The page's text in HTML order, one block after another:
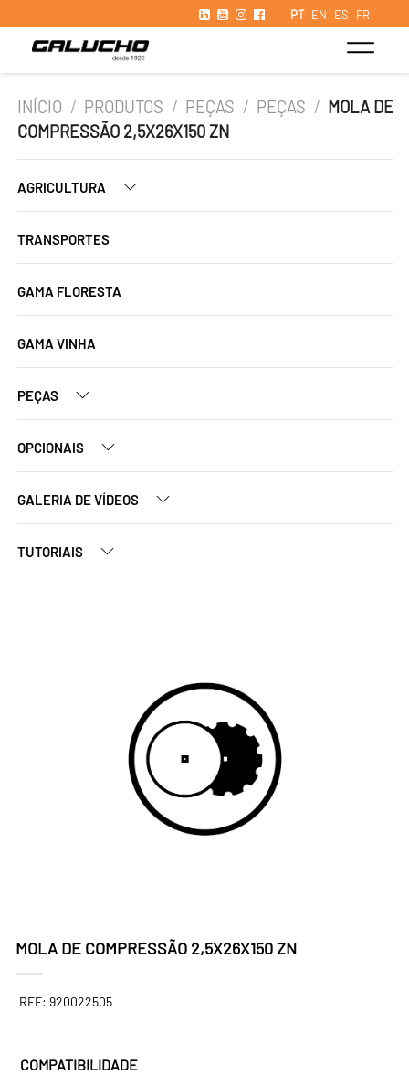
PT EN ES FR
INÍCIO / PRODUTOS / PEÇAS / PEÇAS / MOLA DE
COMPRESSÃO 2,5X26X150 ZN
AGRICULTURA
TRANSPORTES
GAMA FLORESTA
GAMA VINHA
PEÇAS
OPCIONAIS
GALERIA DE VÍDEOS
TUTORIAIS
MOLA DE COMPRESSÃO 2,5X26X150 ZN
REF: 920022505
COMPATIBILIDADE